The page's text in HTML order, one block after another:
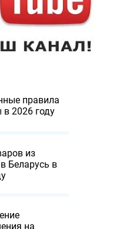
правила
2026 году
из
Беларусь в
на